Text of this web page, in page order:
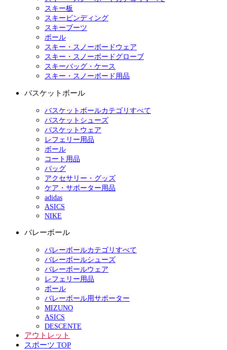
スキー板
スキービンディング
スキーブーツ
ポール
スキー・スノーボードウェア
スキー・スノーボードグローブ
スキーバッグ・ケース
スキー・スノーボード用品
バスケットボール
バスケットボールカテゴリすべて
バスケットシューズ
バスケットウェア
レフェリー用品
ボール
コート用品
バッグ
アクセサリー・グッズ
ケア・サポーター用品
adidas
ASICS
NIKE
バレーボール
バレーボールカテゴリすべて
バレーボールシューズ
バレーボールウェア
レフェリー用品
ボール
バレーボール用サポーター
MIZUNO
ASICS
DESCENTE
アウトレット
スポーツ TOP